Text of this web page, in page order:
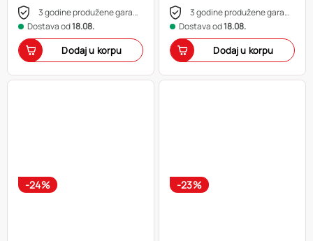
3 godine produžene garancije
Dostava od18.08.
Dodaj u korpu
3 godine produžene garancije
Dostava od18.08.
Dodaj u korpu
-24% -23%